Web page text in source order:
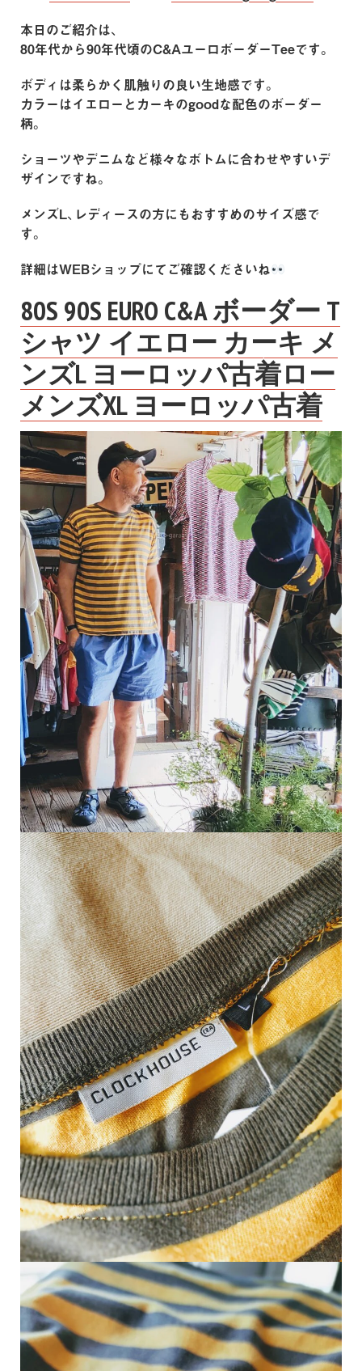
本日のご紹介は、
80年代から90年代頃のC&AユーロボーダーTeeです。
ボディは柔らかく肌触りの良い生地感です。
カラーはイエローとカーキのgoodな配色のボーダー
柄。
ショーツやデニムなど様々なボトムに合わせやすいデ
ザインですね。
メンズL、レディースの方にもおすすめのサイズ感で
す。
詳細はWEBショップにてご確認くださいね
80S 90S EURO C&A ボーダー T
シャツ イエロー カーキ メ
ンズL ヨーロッパ古着ロー
メンズXL ヨーロッパ古着